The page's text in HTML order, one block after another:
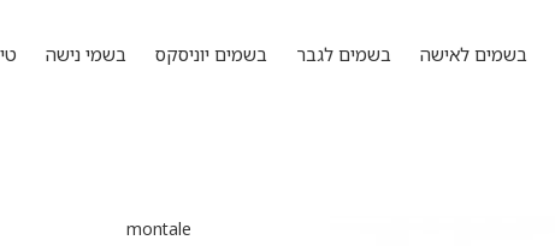
בשמים לאישה בשמים לגבר בשמים יוניסקס בשמי נישה
montale